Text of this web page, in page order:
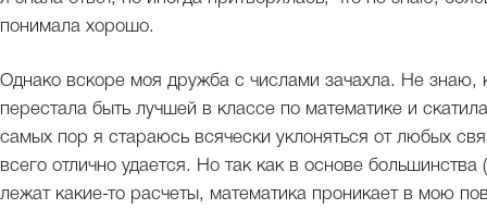
понимала хорошо.
Однако вскоре моя дружба с числами зачахла. Не знаю,
перестала быть лучшей в классе по математике и
самых пор я стараюсь всячески уклоняться от любых
всего отлично удается. Но так как в основе
лежат какие-то расчеты, математика проникает в мою